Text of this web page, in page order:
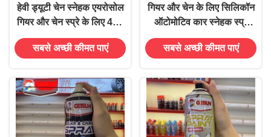
हेवी ड्यूटी चेन स्नेहक एयरोसोल
गियर और चेन स्प्रे के लिए 450
मिलीलीटर क्षमता के साथ घर्षण
को कम करता है
सबसे अच्छी कीमत पाएं
गियर और चेन के लिए सिलिकॉन
ऑटोमोटिव कार स्नेहक स्प्रे
450ml
सबसे अच्छी कीमत पाएं